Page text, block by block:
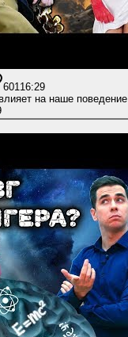
601 16:29
на наше поведение